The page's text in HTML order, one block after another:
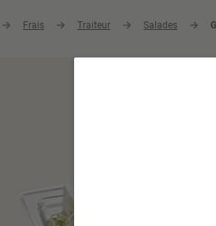
Frais Traiteur Salades